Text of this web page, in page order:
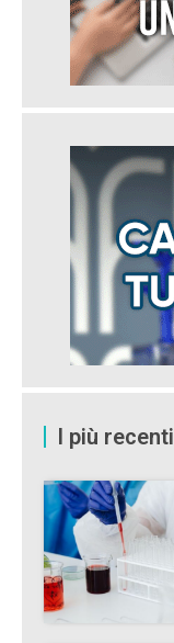
I più recenti